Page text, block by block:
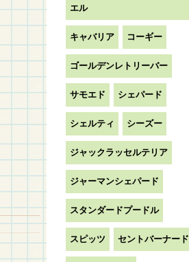
エル
キャバリア コーギー
ゴールデンレトリーバー
サモエド シェパード
シェルティ シーズー
ジャックラッセルテリア
ジャーマンシェパード
スタンダードプードル
スピッツ セントバーナード